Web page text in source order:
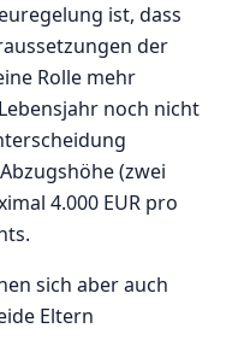
ist, dass
der
Rolle mehr
noch nicht
(zwei
4.000 EUR pro
sich aber auch
Eltern